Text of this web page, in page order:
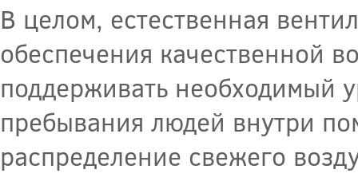
В целом, естественная
обеспечения качественной
поддерживать необходимый
пребывания людей внутри
распределение свежего